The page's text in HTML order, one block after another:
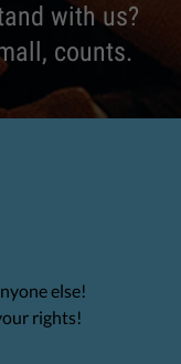
with us?
counts.
else!
rights!